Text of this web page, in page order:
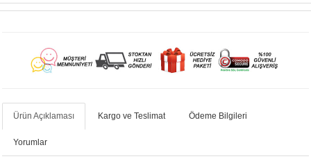
Ürün Açıklaması Kargo ve Teslimat Ödeme Bilgileri
Yorumlar